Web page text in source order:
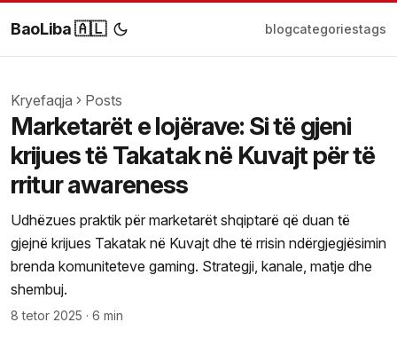
BaoLiba 🇦🇱 blogcategoriestags
Kryefaqja Posts
Marketarët e lojërave: Si të gjeni
krijues të Takatak në Kuvajt për të
rritur awareness
Udhëzues praktik për marketarët shqiptarë që duan të
gjejnë krijues Takatak në Kuvajt dhe të rrisin ndërgjegjësimin
brenda komuniteteve gaming. Strategji, kanale, matje dhe
shembuj.
8 tetor 2025 · 6 min